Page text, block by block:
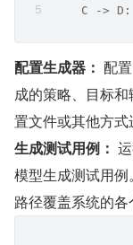
C ->
配置生成器： 配
成的策略、目标
置文件或其他方式
生成测试用例：
模型生成测试用
路径覆盖系统的各